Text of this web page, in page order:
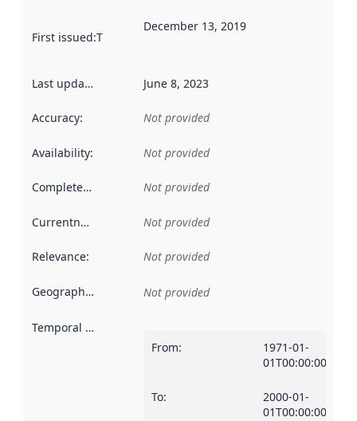
First issued:This date indicates when the data in this
December 13, 2019
Last updated June 8, 2023
Accuracy: Not provided
Availability: Not provided
Completeness Not provided
Currentness Not provided
Relevance: Not provided
Geographical scope Not provided
Temporal scope
From:
1971-01-
01T00:00:00Z
To:
2000-01-
01T00:00:00Z